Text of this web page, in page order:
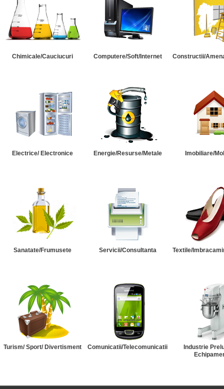
Chimicale/Cauciucuri Computere/Soft/Internet Constructii/
Electrice/ Electronice Energie/Resurse/Metale Imobiliare/
Sanatate/Frumusete Servicii/Consultanta Textile/
Turism/ Sport/ Divertisment Comunicatii/Telecomunicatii
Industrie